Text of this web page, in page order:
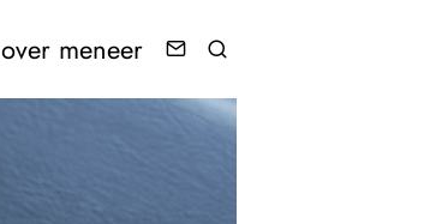
over meneer